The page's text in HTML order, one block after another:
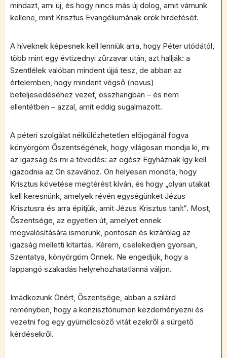
mindazt, ami új, és hogy nincs más új dolog, amit várnunk
kellene, mint Krisztus Evangéliumának örök hirdetését.
A híveknek képesnek kell lenniük arra, hogy Péter utódától,
több mint egy évtizednyi zűrzavar után, azt hallják: a
Szentlélek valóban mindent újjá tesz, de abban az
értelemben, hogy mindent végső (novus)
beteljesedéséhez vezet, összhangban – és nem
ellentétben – azzal, amit eddig sugalmazott.
A péteri szolgálat nélkülözhetetlen előjogánál fogva
könyörgöm Őszentségének, hogy világosan mondja ki, mi
az igazság és mi a tévedés: az egész Egyháznak így kell
igazodnia az Ön szavához. Ön helyesen mondta, hogy
Krisztus követése megtérést kíván, és hogy „olyan utakat
kell keresnünk, amelyek révén egységünket Jézus
Krisztusra és arra építjük, amit Jézus Krisztus tanít”. Most,
Őszentsége, az egyetlen út, amelyet ennek
megvalósítására ismerünk, pontosan és kizárólag az
igazság melletti kitartás. Kérem, cselekedjen gyorsan,
Szentatya, könyörgöm Önnek. Ne engedjük, hogy a
lappangó szakadás helyrehozhatatlanná váljon.
Imádkozunk Önért, Őszentsége, abban a szilárd
reményben, hogy a konzisztóriumon kezdeményezni és
vezetni fog egy gyümölcsöző vitát ezekről a sürgető
kérdésekről.